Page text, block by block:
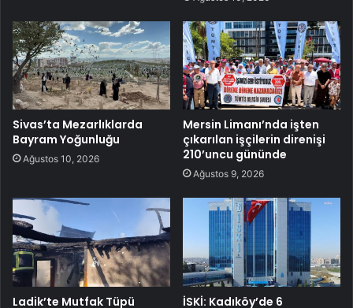
Sivas’ta Mezarlıklarda
Bayram Yoğunluğu
Ağustos 10, 2026
Mersin Limanı’nda işten
çıkarılan işçilerin direnişi
210’uncu gününde
Ağustos 9, 2026
Ladik’te Mutfak Tüpü İSKİ: Kadıköy’de 6